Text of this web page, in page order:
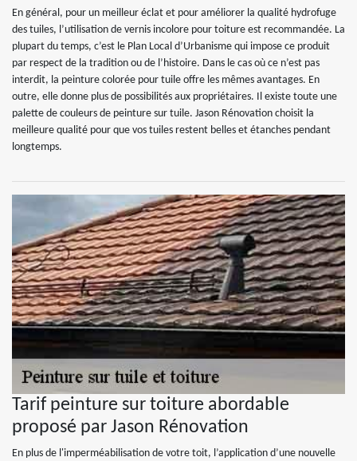
En général, pour un meilleur éclat et pour améliorer la qualité hydrofuge
des tuiles, l’utilisation de vernis incolore pour toiture est recommandée. La
plupart du temps, c’est le Plan Local d’Urbanisme qui impose ce produit
par respect de la tradition ou de l’histoire. Dans le cas où ce n’est pas
interdit, la peinture colorée pour tuile offre les mêmes avantages. En
outre, elle donne plus de possibilités aux propriétaires. Il existe toute une
palette de couleurs de peinture sur tuile. Jason Rénovation choisit la
meilleure qualité pour que vos tuiles restent belles et étanches pendant
longtemps.
Tarif peinture sur toiture abordable
proposé par Jason Rénovation
En plus de l'imperméabilisation de votre toit, l’application d’une nouvelle